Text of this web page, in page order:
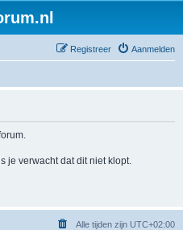
Aanmelden
Registreer
je verwacht dat dit niet klopt.
Alle tijden zijn UTC+02:00